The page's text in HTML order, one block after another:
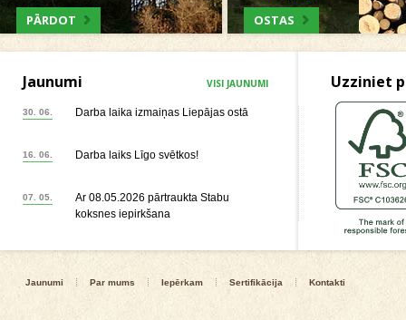
PĀRDOT OSTAS
Jaunumi VISI JAUNUMI
30. 06. Darba laika izmaiņas Liepājas ostā
16. 06. Darba laiks Līgo svētkos!
07. 05.
Ar 08.05.2026 pārtraukta Stabu
koksnes iepirkšana
Uzziniet
Jaunumi Par mums Iepērkam Sertifikācija Kontakti